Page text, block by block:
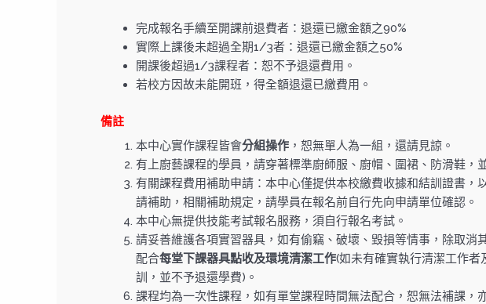
完成報名手續至開課前退費者：退還已繳金額之90%
實際上課後未超過全期1/3者：退還已繳金額之50%
開課後超過1/3課程者：恕不予退還費用。
若校方因故未能開班，得全額退還已繳費用。
備註
本中心實作課程皆會分組操作 ，恕無單人為一組，還請見諒。
有上廚藝課程的學員，請穿著標準廚師服、廚帽、圍裙、防滑鞋，
有關課程費用補助申請：本中心僅提供本校繳費收據和結訓證書，
請補助，相關補助規定，請學員在報名前自行先向申請單位確認。
本中心無提供技能考試報名服務，須自行報名考試。
請妥善維護各項實習器具，如有偷竊、破壞、毀損等情事，除取消
配合每堂下課器具點收及環境清潔工作(如未有確實執行清潔工作
訓，並不予退還學費)。
課程均為一次性課程，如有單堂課程時間無法配合，恕無法補課，